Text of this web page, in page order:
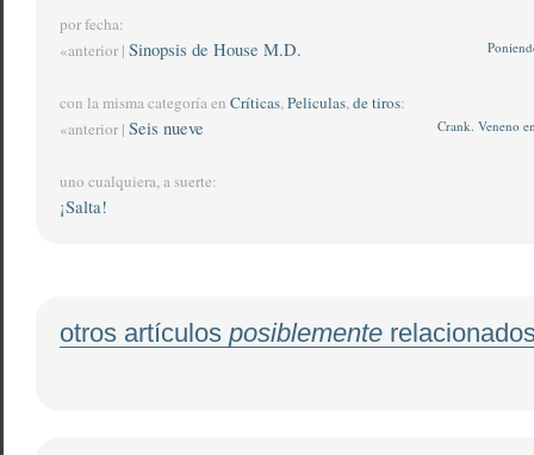
por fecha:
«anterior | Sinopsis de House M.D.
con la misma categoría en Críticas,Peliculas,de tiros:
Crank. Veneno
«anterior | Seis nueve
uno cualquiera, a suerte:
¡Salta!
otros artículos posiblemente